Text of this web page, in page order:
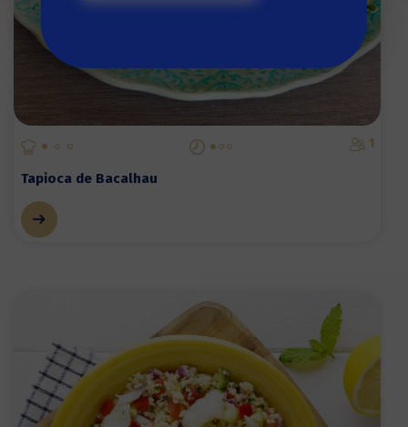
1
Tapioca de Bacalhau